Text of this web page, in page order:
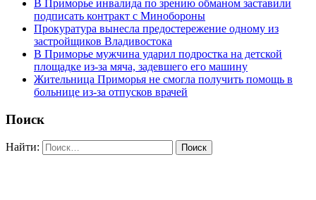
В Приморье инвалида по зрению обманом заставили
подписать контракт с Минобороны
Прокуратура вынесла предостережение одному из
застройщиков Владивостока
В Приморье мужчина ударил подростка на детской
площадке из-за мяча, задевшего его машину
Жительница Приморья не смогла получить помощь в
больнице из-за отпусков врачей
Поиск
Найти: